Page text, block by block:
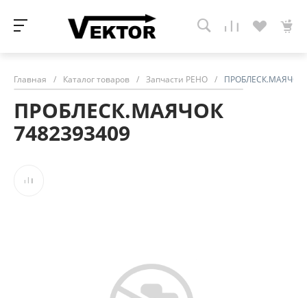
Главная / Каталог товаров / Запчасти РЕНО / ПРОБЛЕСК.МАЯЧОК
ПРОБЛЕСК.МАЯЧОК
7482393409